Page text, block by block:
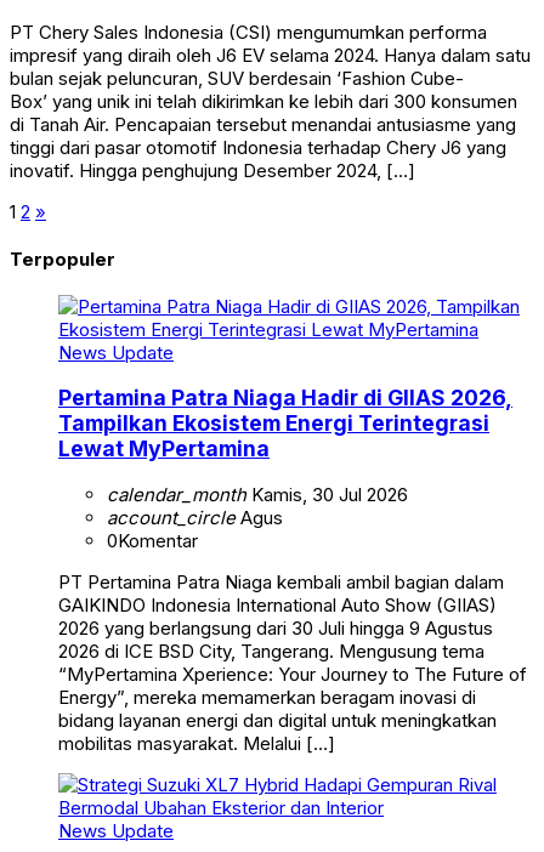
PT Chery Sales Indonesia (CSI) mengumumkan performa
impresif yang diraih oleh J6 EV selama 2024. Hanya dalam satu
bulan sejak peluncuran, SUV berdesain ‘Fashion Cube-
Box’ yang unik ini telah dikirimkan ke lebih dari 300 konsumen
di Tanah Air. Pencapaian tersebut menandai antusiasme yang
tinggi dari pasar otomotif Indonesia terhadap Chery J6 yang
inovatif. Hingga penghujung Desember 2024, […]
1 2 »
Terpopuler
News Update
Pertamina Patra Niaga Hadir di GIIAS 2026,
Tampilkan Ekosistem Energi Terintegrasi
Lewat MyPertamina
calendar_monthKamis, 30 Jul 2026
account_circleAgus
0Komentar
PT Pertamina Patra Niaga kembali ambil bagian dalam
GAIKINDO Indonesia International Auto Show (GIIAS)
2026 yang berlangsung dari 30 Juli hingga 9 Agustus
2026 di ICE BSD City, Tangerang. Mengusung tema
“MyPertamina Xperience: Your Journey to The Future of
Energy”, mereka memamerkan beragam inovasi di
bidang layanan energi dan digital untuk meningkatkan
mobilitas masyarakat. Melalui […]
News Update